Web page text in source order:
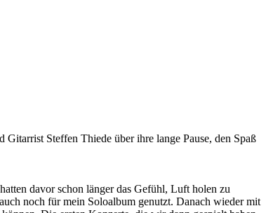
Steffen Thiede über ihre lange Pause, den Spaß
davor schon länger das Gefühl, Luft holen zu
noch für mein Soloalbum genutzt. Danach wieder mit